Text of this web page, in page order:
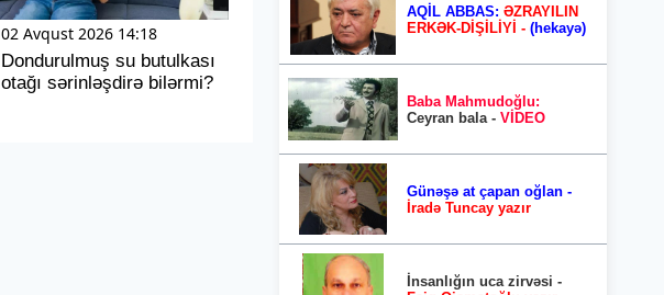
02 Avqust 2026 14:18
Dondurulmuş su butulkası
otağı sərinləşdirə bilərmi?
AQİL ABBAS: ƏZRAYILIN
ERKƏK-DİŞİLİYİ - (hekayə)
Baba Mahmudoğlu:
Ceyran bala - VİDEO
Günəşə at çapan oğlan -
İradə Tuncay yazır
İnsanlığın uca zirvəsi -